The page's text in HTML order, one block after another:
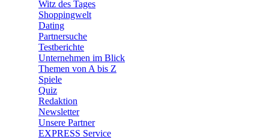
Witz des Tages
Shoppingwelt
Dating
Partnersuche
Testberichte
Unternehmen im Blick
Themen von A bis Z
Spiele
Quiz
Redaktion
Newsletter
Unsere Partner
EXPRESS Service